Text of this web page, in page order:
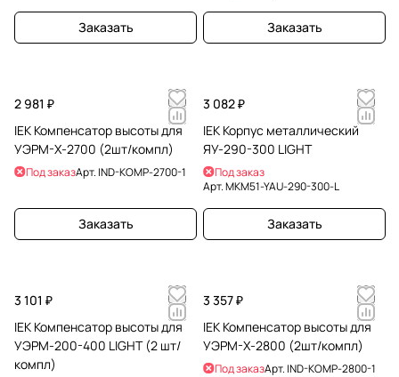
Заказать Заказать
2 981 ₽
IEK Компенсатор высоты для
УЭРМ-Х-2700 (2шт/компл)
Под заказАрт. IND-KOMP-2700-1
Заказать
3 082 ₽
IEK Корпус металлический
ЯУ-290-300 LIGHT
Под заказ
Арт.MKM51-YAU-290-300-L
Заказать
3 101 ₽
IEK Компенсатор высоты для
УЭРМ-200-400 LIGHT (2 шт/
компл)
3 357 ₽
IEK Компенсатор высоты для
УЭРМ-Х-2800 (2шт/компл)
Под заказАрт. IND-KOMP-2800-1